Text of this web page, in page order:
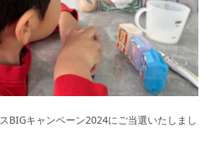
BIGキャンペーン2024にご当選いたしまし